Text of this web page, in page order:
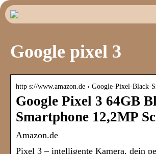
Google pixel 3
http s://www.amazon.de › Google-Pixel-Black-
Google Pixel 3 64GB
Smartphone 12,2MP
Amazon.de
Pixel 3 – intelligente Kamera, dein